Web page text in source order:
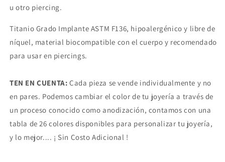
u otro piercing.
Titanio Grado Implante ASTM F136, hipoalergénico y libre de
níquel, material biocompatible con el cuerpo y recomendado
para usar en piercings.
TEN EN CUENTA: Cada pieza se vende individualmente y no
en pares. Podemos cambiar el color de tu joyería a través de
un proceso conocido como anodización, contamos con una
tabla de 26 colores disponibles para personalizar tu joyería,
y lo mejor.... ¡ Sin Costo Adicional !